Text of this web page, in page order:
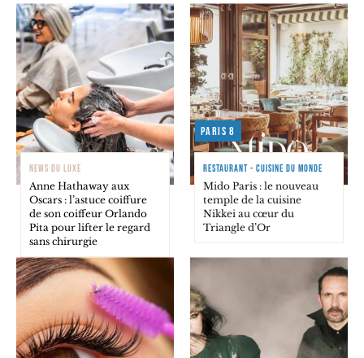
NEWS DU LUXE
Anne Hathaway aux
Oscars : l’astuce coiffure
de son coiffeur Orlando
Pita pour lifter le regard
sans chirurgie
Paris 8
RESTAURANT - CUISINE DU MONDE
Mido Paris : le nouveau
temple de la cuisine
Nikkei au cœur du
Triangle d’Or